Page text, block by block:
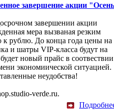
завершение акции "Осень
завершении акции
мера вызваная резким
к рублю. До конца года цены на
и шатры VIP-класса будут на
новый прайс в соотвествии
экономиической ситуацией.
неудобства!
verde.ru.